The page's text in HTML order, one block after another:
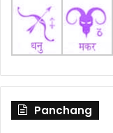
Panchang